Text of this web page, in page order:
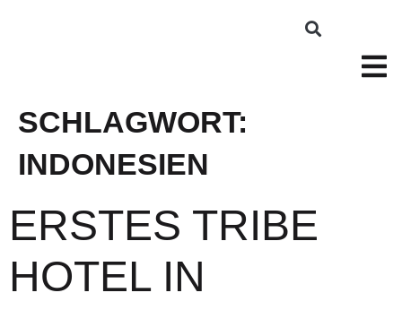
SCHLAGWORT:
INDONESIEN
ERSTES TRIBE
HOTEL IN